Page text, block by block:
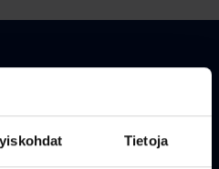
Tietoja